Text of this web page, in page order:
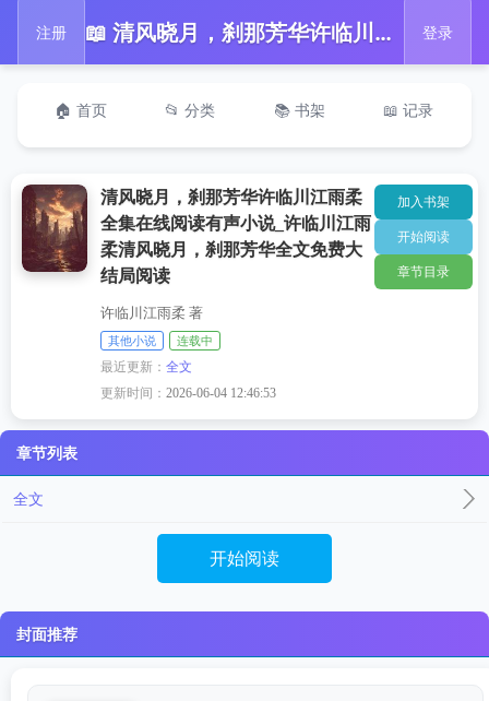
注册 📖 清风晓月，刹那芳华许临川江雨柔全集在线阅读有声小说_许临川江雨柔清风晓月，刹那芳华全文免费大结局阅读 登录
🏠 首页 📂 分类 📚 书架 📖 记录
清风晓月，刹那芳华许临川江雨柔
全集在线阅读有声小说_许临川江雨
柔清风晓月，刹那芳华全文免费大
结局阅读
许临川江雨柔 著
其他小说 连载中
最近更新：全文
更新时间：2026-06-04 12:46:53
加入书架
开始阅读
章节目录
章节列表
全文
开始阅读
封面推荐